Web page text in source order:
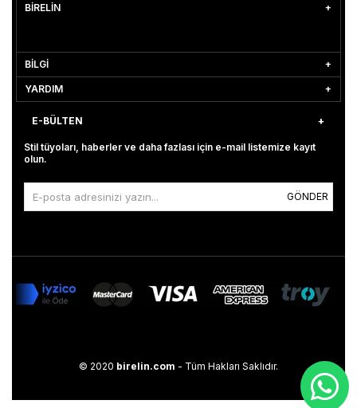
BİRELİN
BİLGİ
YARDIM
E-BÜLTEN
Stil tüyoları, haberler ve daha fazlası için e-mail listemize kayıt
olun.
GÖNDER
© 2020 birelin.com - Tüm Hakları Saklıdır.